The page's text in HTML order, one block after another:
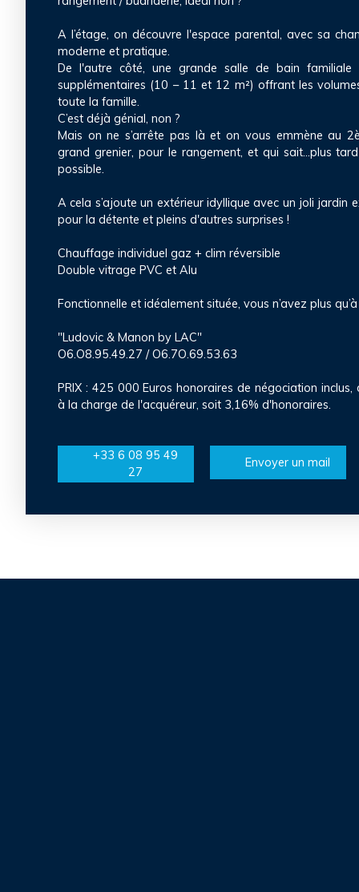
A l’étage, on découvre l'espace parental, avec sa
moderne et pratique.
De l'autre côté, une grande salle de bain familiale
supplémentaires (10 – 11 et 12 m²) offrant les
toute la famille.
C’est déjà génial, non ?
Mais on ne s’arrête pas là et on vous emmène au
grand grenier, pour le rangement, et qui sait...plus
possible.
A cela s’ajoute un extérieur idyllique avec un joli jardin
pour la détente et pleins d'autres surprises !
Chauffage individuel gaz + clim réversible
Double vitrage PVC et Alu
Fonctionnelle et idéalement située, vous n’avez plus
"Ludovic & Manon by LAC"
O6.O8.95.49.27 / O6.7O.69.53.63
PRIX : 425 000 Euros honoraires de négociation
à la charge de l'acquéreur, soit 3,16% d'honoraires.
+33 6 08 95 49
27
Envoyer un mail